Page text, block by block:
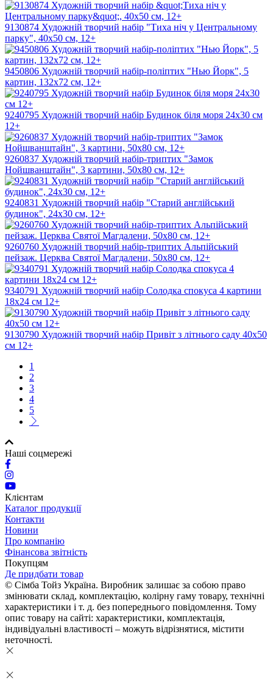
9130874 Художній творчий набір "Тиха ніч у Центральному
парку", 40х50 см, 12+
9450806 Художній творчий набір-поліптих "Нью Йорк", 5
картин, 132х72 см, 12+
9240795 Художній творчий набір Будинок біля моря 24х30 см
12+
9260837 Художній творчий набір-триптих "Замок
Нойшванштайн", 3 картини, 50х80 см, 12+
9240831 Художній творчий набір "Старий англійський
будинок", 24х30 см, 12+
9260760 Художній творчий набір-триптих Альпійський
пейзаж. Церква Святої Магдалени, 50х80 см, 12+
9340791 Художній творчий набір Солодка спокуса 4 картини
18х24 см 12+
9130790 Художній творчий набір Привіт з літнього саду 40х50
см 12+
1
2
3
4
5
Наші соцмережі
Клієнтам
Каталог продукції
Контакти
Новини
Про компанію
Фінансова звітність
Покупцям
Де придбати товар
© Сімба Тойз Україна. Виробник залишає за собою право
змінювати склад, комплектацію, колірну гаму товару, технічні
характеристики і т. д. без попереднього повідомлення. Тому
опис товару на сайті: характеристики, комплектація,
індивідуальні властивості – можуть відрізнятися, містити
неточності.